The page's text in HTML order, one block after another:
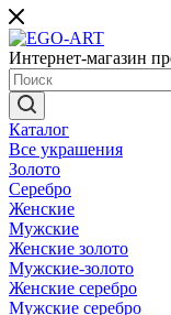
Интернет-магазин
Каталог
Все украшения
Золото
Серебро
Женские
Мужские
Женские золото
Мужские-золото
Женские серебро
Мужские серебро